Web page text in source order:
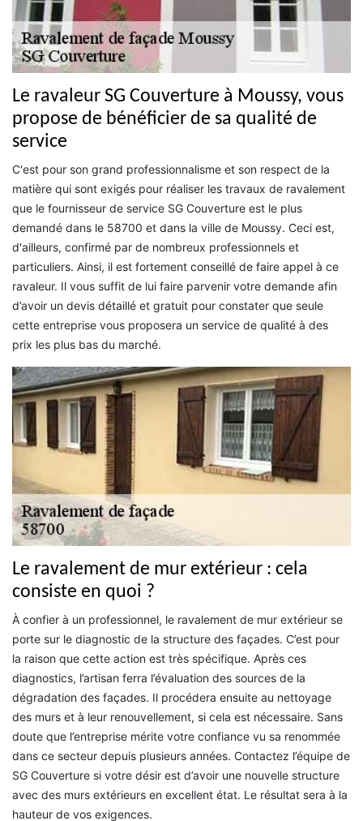
Le ravaleur SG Couverture à Moussy, vous
propose de bénéficier de sa qualité de
service
C'est pour son grand professionnalisme et son respect de la
matière qui sont exigés pour réaliser les travaux de ravalement
que le fournisseur de service SG Couverture est le plus
demandé dans le 58700 et dans la ville de Moussy. Ceci est,
d'ailleurs, confirmé par de nombreux professionnels et
particuliers. Ainsi, il est fortement conseillé de faire appel à ce
ravaleur. Il vous suffit de lui faire parvenir votre demande afin
d’avoir un devis détaillé et gratuit pour constater que seule
cette entreprise vous proposera un service de qualité à des
prix les plus bas du marché.
Le ravalement de mur extérieur : cela
consiste en quoi ?
À confier à un professionnel, le ravalement de mur extérieur se
porte sur le diagnostic de la structure des façades. C’est pour
la raison que cette action est très spécifique. Après ces
diagnostics, l’artisan ferra l’évaluation des sources de la
dégradation des façades. Il procédera ensuite au nettoyage
des murs et à leur renouvellement, si cela est nécessaire. Sans
doute que l’entreprise mérite votre confiance vu sa renommée
dans ce secteur depuis plusieurs années. Contactez l’équipe de
SG Couverture si votre désir est d’avoir une nouvelle structure
avec des murs extérieurs en excellent état. Le résultat sera à la
hauteur de vos exigences.